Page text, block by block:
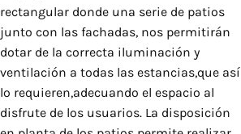
rectangular donde una serie de patios
junto con las fachadas, nos permitirán
dotar de la correcta iluminación y
ventilación a todas las estancias,que así
lo requieren,adecuando el espacio al
disfrute de los usuarios. La disposición